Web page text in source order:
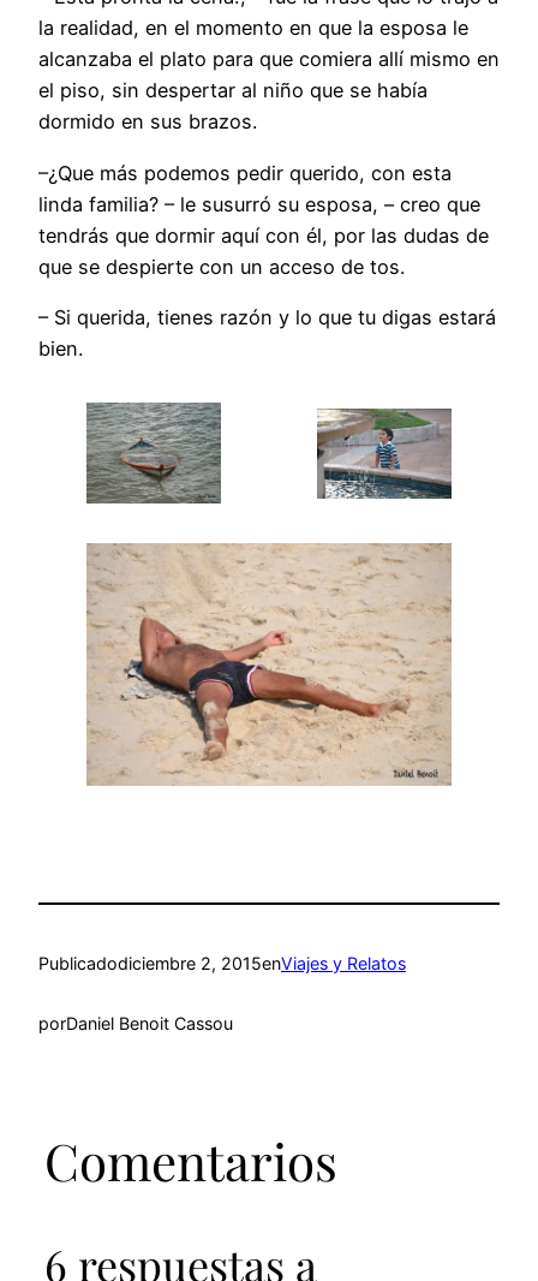
la realidad, en el momento en que la esposa le
alcanzaba el plato para que comiera allí mismo en
el piso, sin despertar al niño que se había
dormido en sus brazos.
–¿Que más podemos pedir querido, con esta
linda familia? – le susurró su esposa, – creo que
tendrás que dormir aquí con él, por las dudas de
que se despierte con un acceso de tos.
– Si querida, tienes razón y lo que tu digas estará
bien.
Publicadodiciembre 2, 2015enViajes y Relatos
porDaniel Benoit Cassou
Comentarios
6 respuestas a